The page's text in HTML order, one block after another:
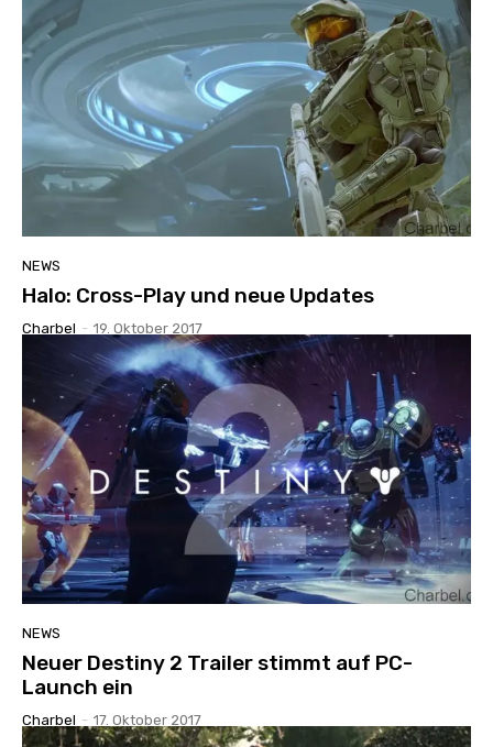
NEWS
Halo: Cross-Play und neue Updates
Charbel - 19. Oktober 2017
NEWS
Neuer Destiny 2 Trailer stimmt auf PC-
Launch ein
Charbel - 17. Oktober 2017